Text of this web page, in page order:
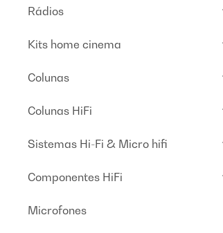
Rádios
Kits home cinema
Colunas
Colunas HiFi
Sistemas Hi-Fi & Micro hifi
Componentes HiFi
Microfones